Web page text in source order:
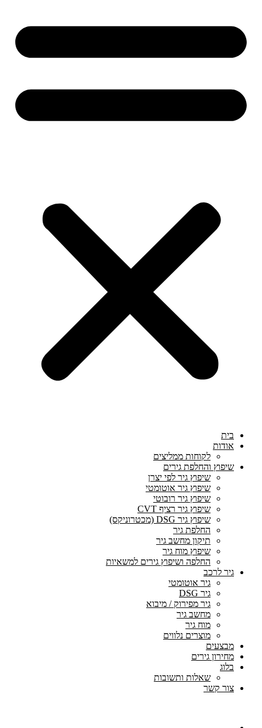
בית
אודות
לקוחות ממליצים
שיפוץ והחלפת גירים
שיפוץ גיר לפי יצרן
שיפוץ גיר אוטומטי
שיפוץ גיר רובוטי
שיפוץ גיר רציף CVT
שיפוץ גיר DSG (מכטרוניקס)
החלפת גיר
תיקון מחשב גיר
שיפוץ מוח גיר
החלפה ושיפוץ גירים למשאיות
גיר לרכב
גיר אוטומטי
גיר DSG
גיר מפירוק / מיבוא
מחשב גיר
מוח גיר
מוצרים נלווים
מבצעים
מחירון גירים
בלוג
שאלות ותשובות
צור קשר